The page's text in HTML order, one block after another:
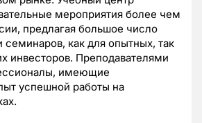
мероприятия более чем
предлагая большое число
семинаров, как для опытных, так
инвесторов. Преподавателями
имеющие
успешной работы на